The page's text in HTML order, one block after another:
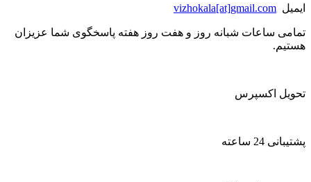
ایمیل vizhokala[at]gmail.com
تمامی ساعات شبانه روز و هفت روز هفته پاسخگوی شما عزیزان
هستیم.
تحویل اکسپرس
پشتیبانی 24 ساعته